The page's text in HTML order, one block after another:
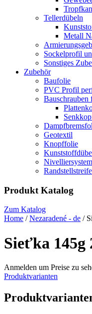
Tellerdübeln
Metall
Sockelprofil
Sonstiges
Zubehör
Baufolie
PVC Profil
Geotextil
Knopffolie
Nivelliersystem
Produkt Katalog
Zum Katalog
Home /Nezaradené - de /
Sieťka 145g
Anmelden um Preise zu
Produktvarianten